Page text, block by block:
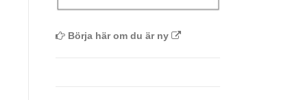
Börja här om du är ny